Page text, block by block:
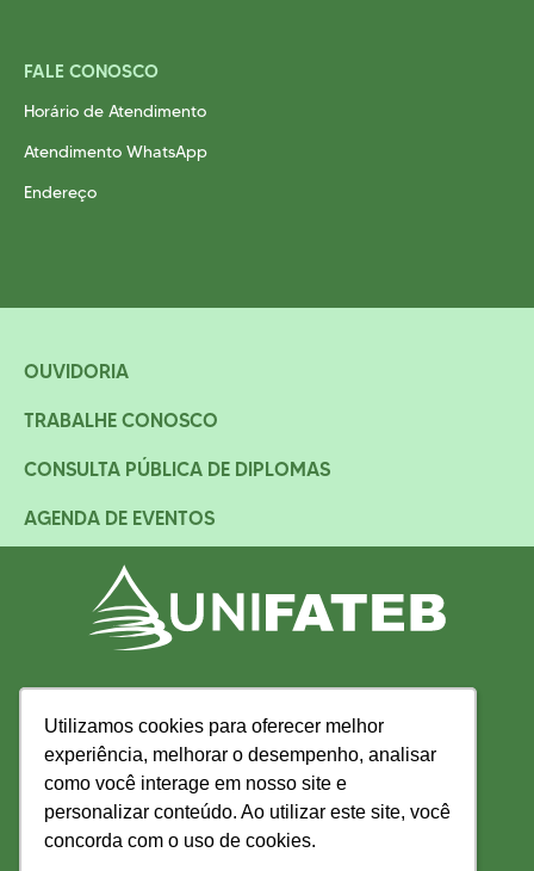
Utilizamos cookies para oferecer melhor
experiência, melhorar o desempenho, analisar
como você interage em nosso site e
personalizar conteúdo. Ao utilizar este site, você
concorda com o uso de cookies.
Utilizamos cookies para oferecer melhor
experiência, melhorar o desempenho, analisar
como você interage em nosso site e
personalizar conteúdo. Ao utilizar este site, você
concorda com o uso de cookies.
FALE CONOSCO
Horário de Atendimento
Atendimento WhatsApp
Endereço
OUVIDORIA
TRABALHE CONOSCO
CONSULTA PÚBLICA DE DIPLOMAS
AGENDA DE EVENTOS